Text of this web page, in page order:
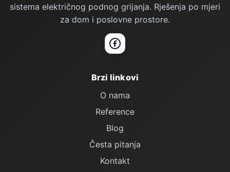
sistema električnog podnog grijanja. Rješenja po mjeri
za dom i poslovne prostore.
Facebook
Brzi linkovi
O nama
Reference
Blog
Česta pitanja
Kontakt